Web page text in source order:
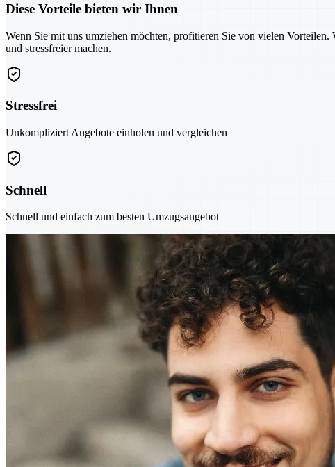
Diese Vorteile bieten wir Ihnen
Wenn Sie mit uns umziehen möchten, profitieren Sie von vielen
und stressfreier machen.
Stressfrei
Unkompliziert Angebote einholen und vergleichen
Schnell
Schnell und einfach zum besten Umzugsangebot